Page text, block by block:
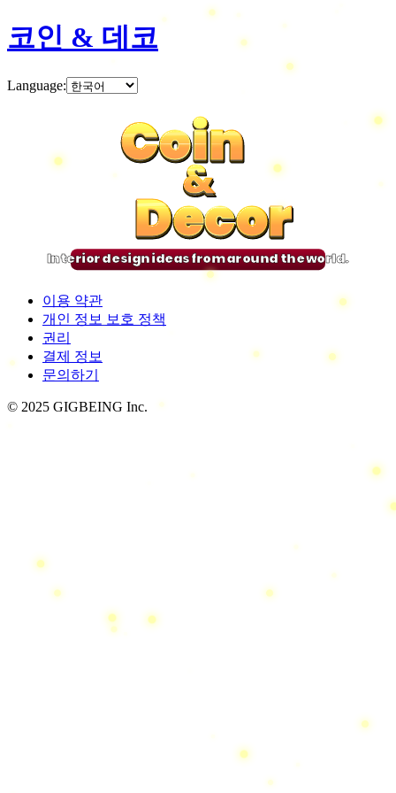
코인 & 데코
Language:
Coin
&
Decor
Coin
&
Decor
Coin
&
Decor
Coin
&
Decor
Interior design ideas from around the world.
이용 약관
개인 정보 보호 정책
권리
결제 정보
문의하기
© 2025 GIGBEING Inc.